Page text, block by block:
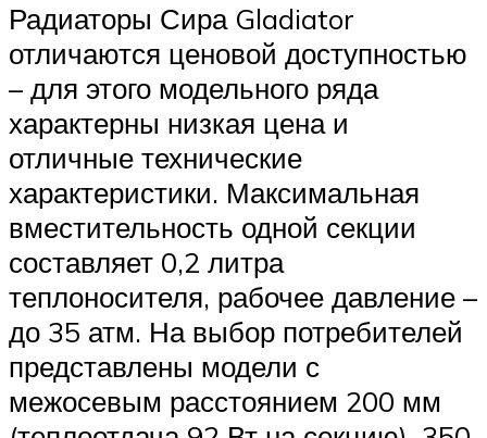
Радиаторы Сира Gladiator
отличаются ценовой доступностью
– для этого модельного ряда
характерны низкая цена и
отличные технические
характеристики. Максимальная
вместительность одной секции
составляет 0,2 литра
теплоносителя, рабочее давление –
до 35 атм. На выбор потребителей
представлены модели с
межосевым расстоянием 200 мм